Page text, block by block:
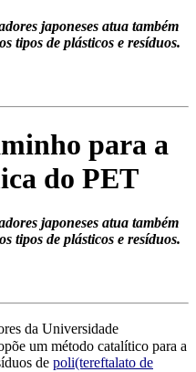
japoneses atua também
tipos de plásticos e resíduos.
para a
do PET
japoneses atua também
tipos de plásticos e resíduos.
da Universidade
um método catalítico para a
de poli(tereftalato de